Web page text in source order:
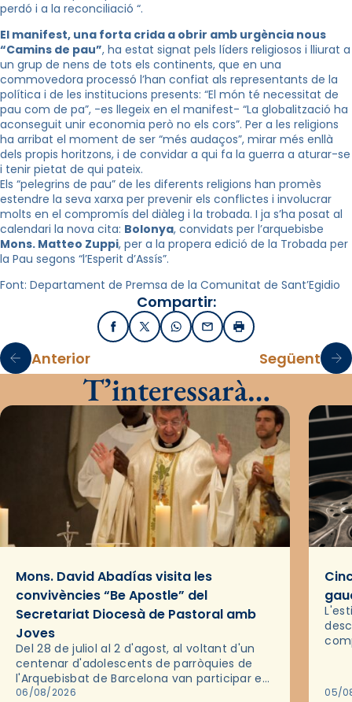
perdó i a la reconciliació “.
El manifest, una forta crida a obrir amb urgència nous
“Camins de pau”, ha estat signat pels líders religiosos i lliurat a
un grup de nens de tots els continents, que en una
commovedora processó l’han confiat als representants de la
política i de les institucions presents: “El món té necessitat de
pau com de pa”, -es llegeix en el manifest- “La globalització ha
aconseguit unir economia però no els cors”. Per a les religions
ha arribat el moment de ser “més audaços”, mirar més enllà
dels propis horitzons, i de convidar a qui fa la guerra a aturar-se
i tenir pietat de qui pateix.
Els “pelegrins de pau” de les diferents religions han promès
estendre la seva xarxa per prevenir els conflictes i involucrar
molts en el compromís del diàleg i la trobada. I ja s’ha posat al
calendari la nova cita: Bolonya, convidats per l’arquebisbe
Mons. Matteo Zuppi, per a la propera edició de la Trobada per
la Pau segons “l’Esperit d’Assís”.
Font: Departament de Premsa de la Comunitat de Sant’Egidio
Compartir:
FacebookX / TwitterWhatsApp
EmailImprimir
Anterior Següent
T’interessarà…
Mons. David Abadías visita les
convivències “Be Apostle” del
Secretariat Diocesà de Pastoral amb
Joves
Del 28 de juliol al 2 d'agost, al voltant d'un
centenar d'adolescents de parròquies de
l'Arquebisbat de Barcelona van participar en
les convivències Be Apostle, organitzades
06/08/2026 05/